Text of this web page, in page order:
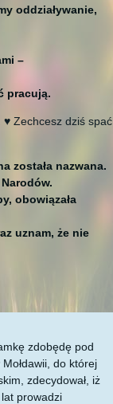
oddziaływanie,
–
pracują.
♥ Zechcesz dziś spać
została nazwana.
obowiązała
uznam, że nie
zdobędę pod
do której
zdecydował, iż
prowadzi